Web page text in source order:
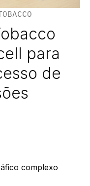
para
de
complexo